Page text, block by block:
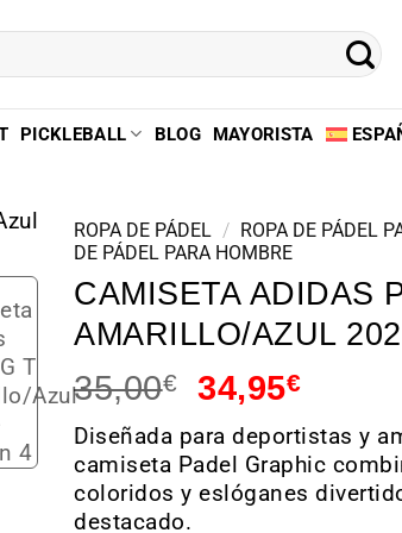
PICKLEBALL BLOG MAYORISTA
ROPA DE PÁDEL / ROPA DE PÁDEL
DE PÁDEL PARA HOMBRE
CAMISETA ADIDAS
AMARILLO/AZUL
35,00€ 34,95€
Diseñada para deportistas y
camiseta Padel Graphic
coloridos y eslóganes
destacado.